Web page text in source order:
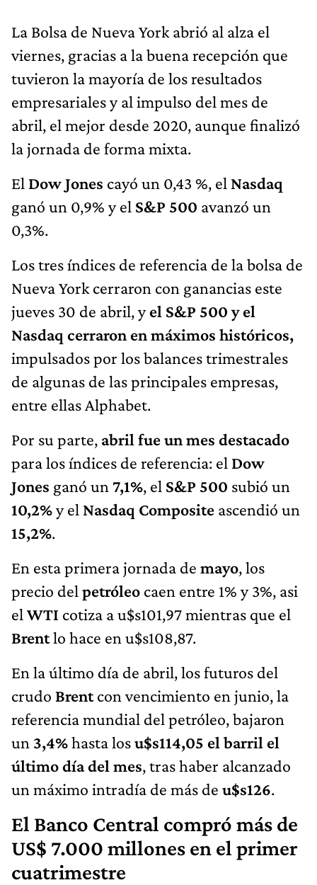
La Bolsa de Nueva York abrió al alza el
viernes, gracias a la buena recepción que
tuvieron la mayoría de los resultados
empresariales y al impulso del mes de
abril, el mejor desde 2020, aunque finalizó
la jornada de forma mixta.
El Dow Jones cayó un 0,43 %, el Nasdaq
ganó un 0,9% y el S&P 500 avanzó un
0,3%.
Los tres índices de referencia de la bolsa de
Nueva York cerraron con ganancias este
jueves 30 de abril, yel S&P 500 y el
Nasdaq cerraron en máximos históricos,
impulsados por los balances trimestrales
de algunas de las principales empresas,
entre ellas Alphabet.
Por su parte, abril fue un mes destacado
para los índices de referencia: el Dow
Jones ganó un 7,1%, el S&P 500 subió un
10,2%y el Nasdaq Composite ascendió un
15,2%.
En esta primera jornada de mayo, los
precio del petróleo caen entre 1% y 3%, asi
el WTI cotiza a u$s101,97 mientras que el
Brentlo hace en u$s108,87.
En la último día de abril, los futuros del
crudo Brentcon vencimiento en junio, la
referencia mundial del petróleo, bajaron
un 3,4%hasta losu$s114,05 el barril el
último día del mes, tras haber alcanzado
un máximo intradía de más de u$s126.
El Banco Central compró más de
US$ 7.000 millones en el primer
cuatrimestre